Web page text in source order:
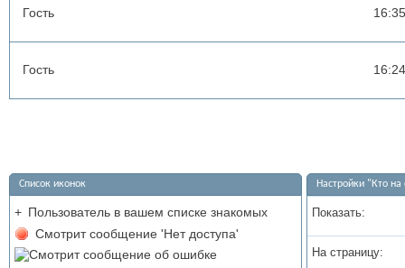
Гость 16:35
Гость 16:24
Список иконок
+ Пользователь в вашем списке знакомых
Смотрит сообщение 'Нет доступа'
Настройки "Кто на
Показать:
На страницу: